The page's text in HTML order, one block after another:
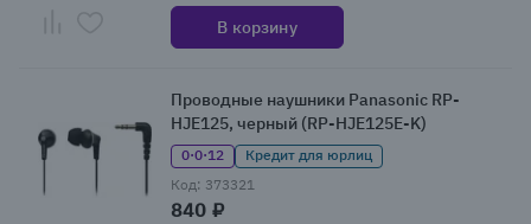
В корзину
Проводные наушники Panasonic RP-
HJE125, черный (RP-HJE125E-K)
0·0·12
Кредит для юрлиц
Код: 373321
840 ₽